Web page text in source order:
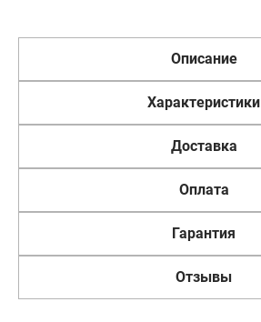
Описание
Характеристики
Доставка
Оплата
Гарантия
Отзывы